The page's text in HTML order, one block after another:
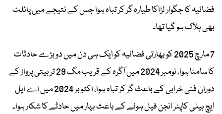
فضائیہ کا جگوار لڑاکا طیارہ گر کر تباہ ہوا جس کے نتیجے میں پائلٹ
بھی ہلاک ہو گیا تھا۔
7 مارچ 2025 کو بھارتی فضائیہ کو ایک ہی دن میں دو بڑے حادثات
کا سامنا ہوا، نومبر 2024 میں آگرہ کے قریب مگ 29 تربیتی پرواز کے
دوران فنی خرابی کے باعث گر کر تباہ ہوا، اکتوبر 2024 میں اے ایل
ایچ ہیلی کاپٹر انجن فیل ہونے کے باعث بہار میں حادثے کا شکار ہوا۔